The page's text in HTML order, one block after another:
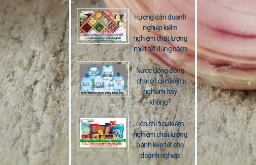
Hướng dẫn doanh
nghiệp kiểm
nghiệm chất lượng
mứt tết đúng cách
Nước uống đóng
chai có cần kiểm
nghiệm hay
không?
Lên chỉ tiêu kiểm
nghiệm chất lượng
bánh kẹo tết cho
doanh nghiệp